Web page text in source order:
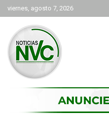
Saltar
al
contenido
viernes, agosto 7, 2026
NVC Noticias